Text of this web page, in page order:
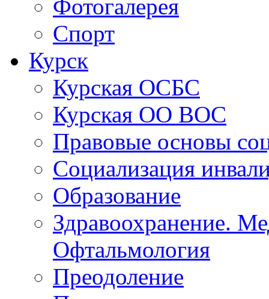
Культура и досуг
Фотогалерея
Спорт
Курск
Курская ОСБС
Курская ОО ВОС
Правовые основы
Социализация
Образование
Здравоохранение.
Офтальмология